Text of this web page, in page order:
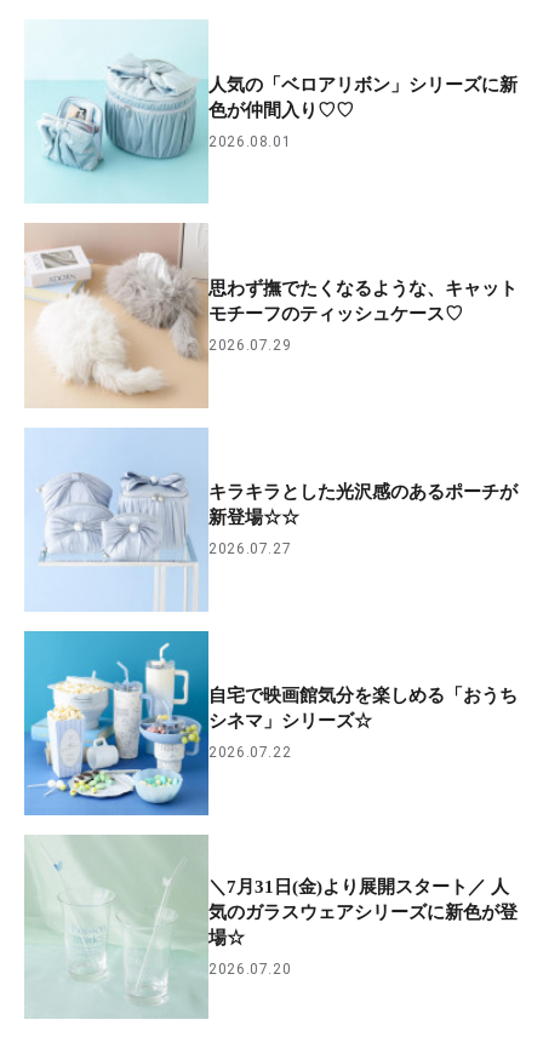
人気の「ベロアリボン」シリーズに新
色が仲間入り♡♡
2026.08.01
思わず撫でたくなるような、キャット
モチーフのティッシュケース♡
2026.07.29
キラキラとした光沢感のあるポーチが
新登場☆☆
2026.07.27
自宅で映画館気分を楽しめる「おうち
シネマ」シリーズ☆
2026.07.22
＼7月31日(金)より展開スタート／ 人
気のガラスウェアシリーズに新色が登
場☆
2026.07.20